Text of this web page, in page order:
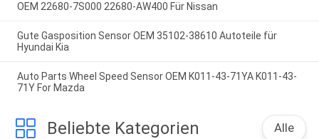
OEM 22680-7S000 22680-AW400 Für Nissan
Gute Gasposition Sensor OEM 35102-38610 Autoteile für
Hyundai Kia
Auto Parts Wheel Speed Sensor OEM K011-43-71YA K011-43-
71Y For Mazda
Beliebte Kategorien Alle